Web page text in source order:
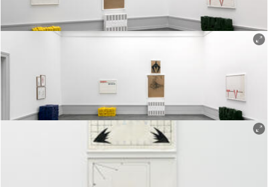
Matias Faldbakken, «MONSTRUM», 2021. Tegning og skulptur. Foto: Susann Jamtøy / TKM.
Matias Faldbakken, «MONSTRUM», 2021. Tegning og skulptur. Foto: Susann Jamtøy / TKM.